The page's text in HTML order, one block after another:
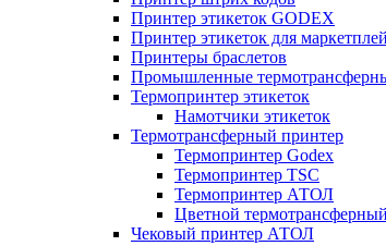
Принтер этикеток GODEX
Принтер этикеток для
Принтеры браслетов
Промышленные
Термопринтер этикеток
Намотчики этикеток
Термотрансферный принтер
Термопринтер Godex
Термопринтер TSC
Термопринтер АТОЛ
Цветной
Чековый принтер АТОЛ